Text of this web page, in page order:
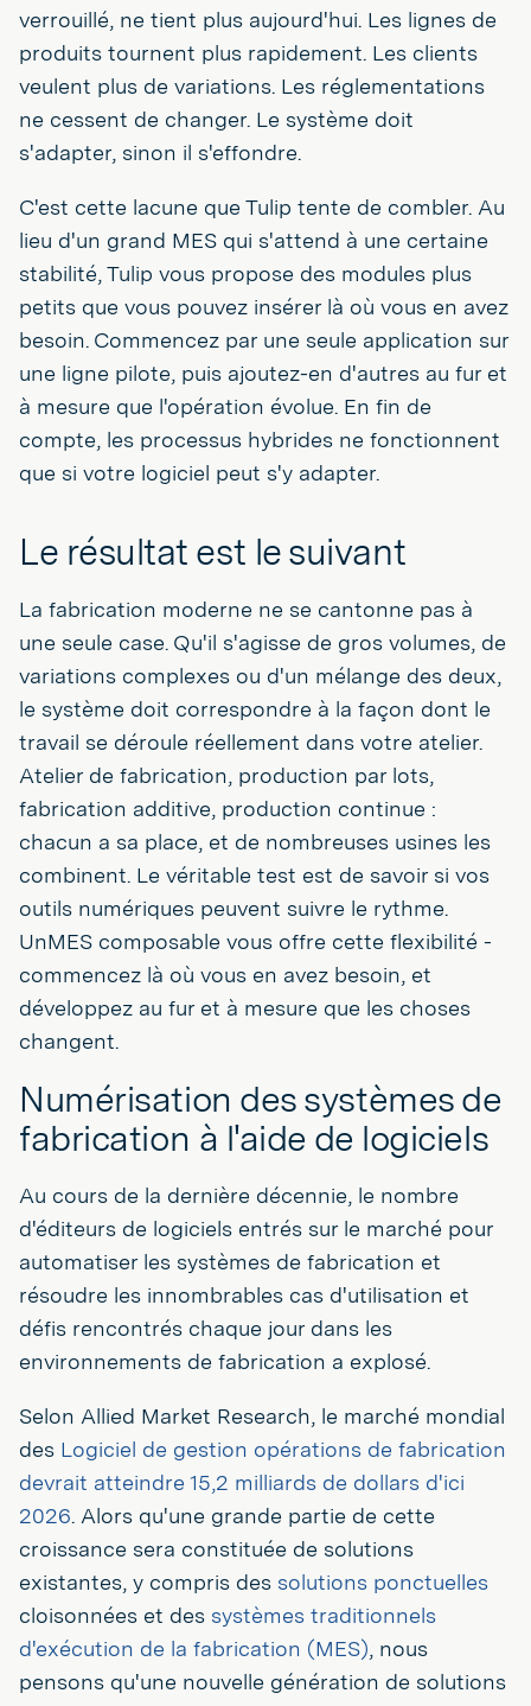
verrouillé, ne tient plus aujourd'hui. Les lignes de
produits tournent plus rapidement. Les clients
veulent plus de variations. Les réglementations
ne cessent de changer. Le système doit
s'adapter, sinon il s'effondre.
C'est cette lacune que Tulip tente de combler. Au
lieu d'un grand MES qui s'attend à une certaine
stabilité, Tulip vous propose des modules plus
petits que vous pouvez insérer là où vous en avez
besoin. Commencez par une seule application sur
une ligne pilote, puis ajoutez-en d'autres au fur et
à mesure que l'opération évolue. En fin de
compte, les processus hybrides ne fonctionnent
que si votre logiciel peut s'y adapter.
Le résultat est le suivant
La fabrication moderne ne se cantonne pas à
une seule case. Qu'il s'agisse de gros volumes, de
variations complexes ou d'un mélange des deux,
le système doit correspondre à la façon dont le
travail se déroule réellement dans votre atelier.
Atelier de fabrication, production par lots,
fabrication additive, production continue :
chacun a sa place, et de nombreuses usines les
combinent. Le véritable test est de savoir si vos
outils numériques peuvent suivre le rythme.
UnMES composable vous offre cette flexibilité -
commencez là où vous en avez besoin, et
développez au fur et à mesure que les choses
changent.
Numérisation des systèmes de
fabrication à l'aide de logiciels
Au cours de la dernière décennie, le nombre
d'éditeurs de logiciels entrés sur le marché pour
automatiser les systèmes de fabrication et
résoudre les innombrables cas d'utilisation et
défis rencontrés chaque jour dans les
environnements de fabrication a explosé.
Selon Allied Market Research, le marché mondial
des Logiciel de gestion opérations de fabrication
devrait atteindre 15,2 milliards de dollars d'ici
2026. Alors qu'une grande partie de cette
croissance sera constituée de solutions
existantes, y compris des solutions ponctuelles
cloisonnées et des systèmes traditionnels
d'exécution de la fabrication (MES), nous
pensons qu'une nouvelle génération de solutions